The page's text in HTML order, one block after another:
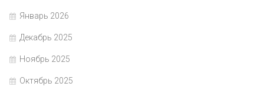
Январь 2026
Декабрь 2025
Ноябрь 2025
Октябрь 2025